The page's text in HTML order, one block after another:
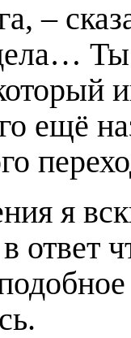
–
ещё
я
ответ